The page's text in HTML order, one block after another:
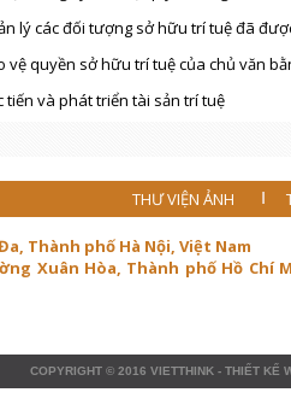
lý các đối tượng sở hữu trí tuệ đã
vệ quyền sở hữu trí tuệ của chủ văn
tiến và phát triển tài sản trí tuệ
THƯ VIỆN ẢNH
Thành phố Hà Nội, Việt Nam
Xuân Hòa, Thành phố Hồ Chí
COPYRIGHT © 2016 VIETTHINK - THIẾT KẾ